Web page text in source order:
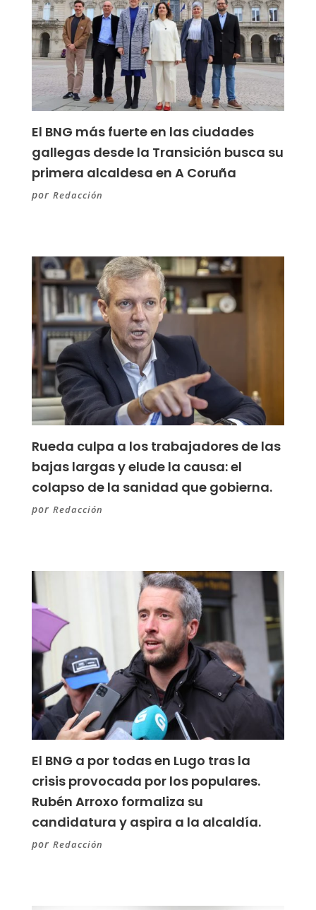
El BNG más fuerte en las ciudades
gallegas desde la Transición busca su
primera alcaldesa en A Coruña
por Redacción
Rueda culpa a los trabajadores de las
bajas largas y elude la causa: el
colapso de la sanidad que gobierna.
por Redacción
El BNG a por todas en Lugo tras la
crisis provocada por los populares.
Rubén Arroxo formaliza su
candidatura y aspira a la alcaldía.
por Redacción